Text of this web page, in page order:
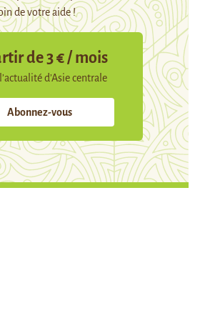
de votre aide !
de 3 € / mois
d’Asie centrale
Abonnez-vous